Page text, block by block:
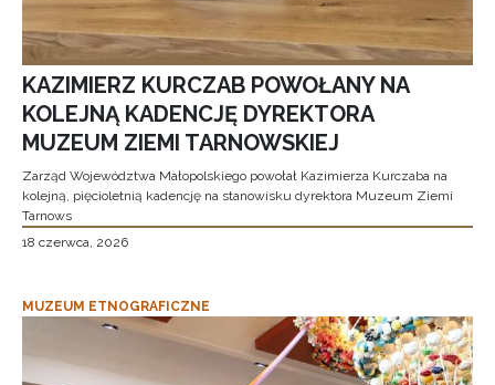
KAZIMIERZ KURCZAB POWOŁANY NA
KOLEJNĄ KADENCJĘ DYREKTORA
MUZEUM ZIEMI TARNOWSKIEJ
Zarząd Województwa Małopolskiego powołał Kazimierza Kurczaba na
kolejną, pięcioletnią kadencję na stanowisku dyrektora Muzeum Ziemi
Tarnows
18 czerwca, 2026
MUZEUM ETNOGRAFICZNE